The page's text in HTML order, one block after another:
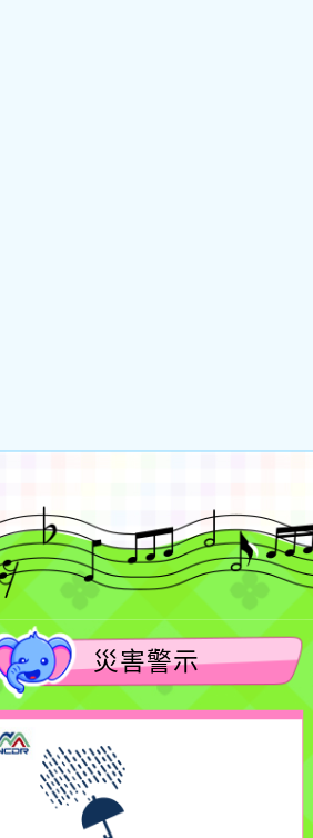
災害警示
作者：網路小語
一杯清水因滴入一滴污